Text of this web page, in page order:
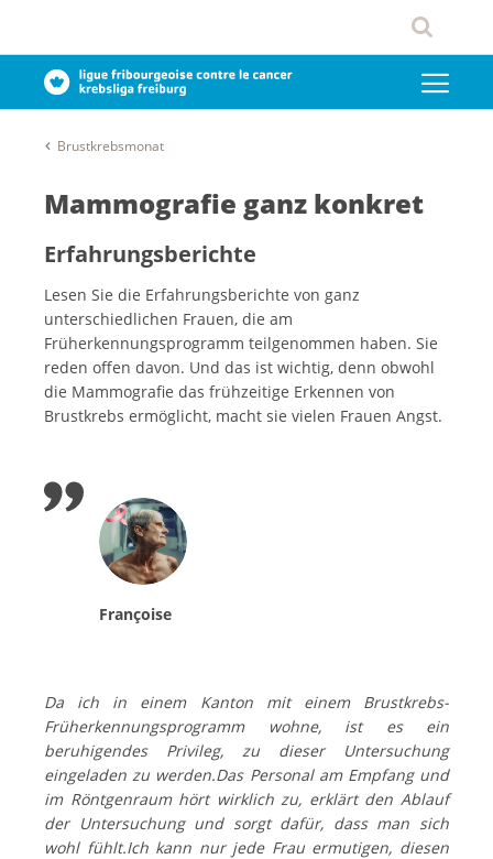
Brustkrebsmonat
Mammografie ganz konkret
Erfahrungsberichte
Lesen Sie die Erfahrungsberichte von ganz
unterschiedlichen Frauen, die am
Früherkennungsprogramm teilgenommen haben. Sie
reden offen davon. Und das ist wichtig, denn obwohl
die Mammografie das frühzeitige Erkennen von
Brustkrebs ermöglicht, macht sie vielen Frauen Angst.
Françoise
Da ich in einem Kanton mit einem Brustkrebs-
Früherkennungsprogramm wohne, ist es ein
beruhigendes Privileg, zu dieser Untersuchung
eingeladen zu werden.Das Personal am Empfang und
im Röntgenraum hört wirklich zu, erklärt den Ablauf
der Untersuchung und sorgt dafür, dass man sich
wohl fühlt.Ich kann nur jede Frau ermutigen, diesen